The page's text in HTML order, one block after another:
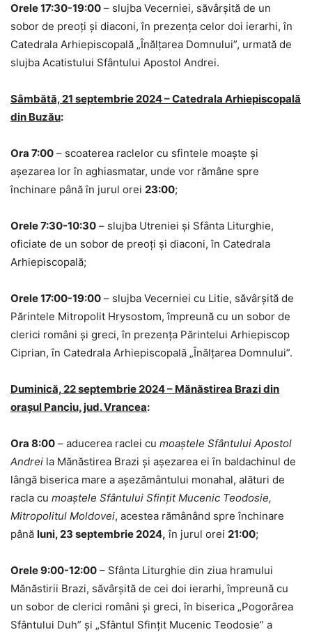
Orele 17:30-19:00 – slujba Vecerniei, săvârșită de un
sobor de preoți și diaconi, în prezența celor doi ierarhi, în
Catedrala Arhiepiscopală „Înălțarea Domnului”, urmată de
slujba Acatistului Sfântului Apostol Andrei.
Sâmbătă, 21 septembrie 2024 – Catedrala Arhiepiscopală
din Buzău:
Ora 7:00 – scoaterea raclelor cu sfintele moaște și
așezarea lor în aghiasmatar, unde vor rămâne spre
închinare până în jurul orei 23:00;
Orele 7:30-10:30 – slujba Utreniei și Sfânta Liturghie,
oficiate de un sobor de preoți și diaconi, în Catedrala
Arhiepiscopală;
Orele 17:00-19:00 – slujba Vecerniei cu Litie, săvârșită de
Părintele Mitropolit Hrysostom, împreună cu un sobor de
clerici români și greci, în prezența Părintelui Arhiepiscop
Ciprian, în Catedrala Arhiepiscopală „Înălțarea Domnului”.
Duminică, 22 septembrie 2024 – Mănăstirea Brazi din
orașul Panciu, jud. Vrancea:
Ora 8:00 – aducerea raclei cu moaștele Sfântului Apostol
Andrei la Mănăstirea Brazi și așezarea ei în baldachinul de
lângă biserica mare a așezământului monahal, alături de
racla cu moaștele Sfântului Sfințit Mucenic Teodosie,
Mitropolitul Moldovei, acestea rămânând spre închinare
până luni, 23 septembrie 2024, în jurul orei 21:00;
Orele 9:00-12:00 – Sfânta Liturghie din ziua hramului
Mănăstirii Brazi, săvârșită de cei doi ierarhi, împreună cu
un sobor de clerici români și greci, în biserica „Pogorârea
Sfântului Duh” și „Sfântul Sfințit Mucenic Teodosie” a